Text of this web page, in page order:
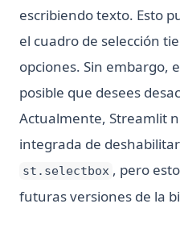
escribiendo texto. Esto
el cuadro de selección
opciones. Sin embargo,
posible que desees
Actualmente, Streamlit
integrada de
st.selectbox , pero
futuras versiones de la